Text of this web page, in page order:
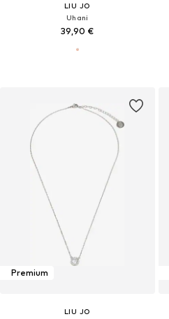
LIU JO
Uhani
39,90 €
Premium
LIU JO